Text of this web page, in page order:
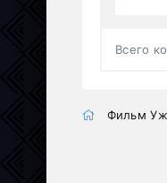
Всего
Фильм